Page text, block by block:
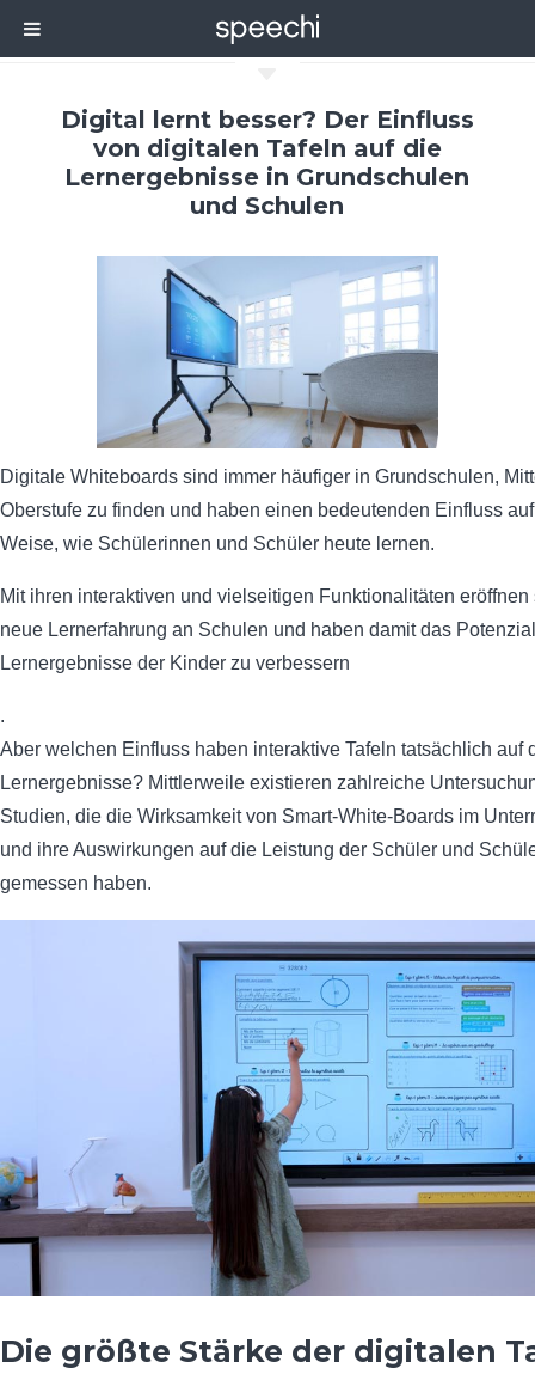
Digital lernt besser? Der Einfluss
von digitalen Tafeln auf die
Lernergebnisse in Grundschulen
und Schulen
Digitale Whiteboards sind immer häufiger in Grundschulen,
Oberstufe zu finden und haben einen bedeutenden Einfluss
Weise, wie Schülerinnen und Schüler heute lernen.
Mit ihren interaktiven und vielseitigen Funktionalitäten
neue Lernerfahrung an Schulen und haben damit das
Lernergebnisse der Kinder zu verbessern
.
Aber welchen Einfluss haben interaktive Tafeln tatsächlich auf
Lernergebnisse? Mittlerweile existieren zahlreiche
Studien, die die Wirksamkeit von Smart-White-Boards im
und ihre Auswirkungen auf die Leistung der Schüler und
gemessen haben.
Die größte Stärke der digitalen